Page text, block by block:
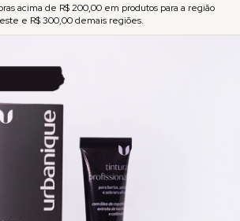
acima de R$ 200,00 em produtos para a região
e R$ 300,00 demais regiões.